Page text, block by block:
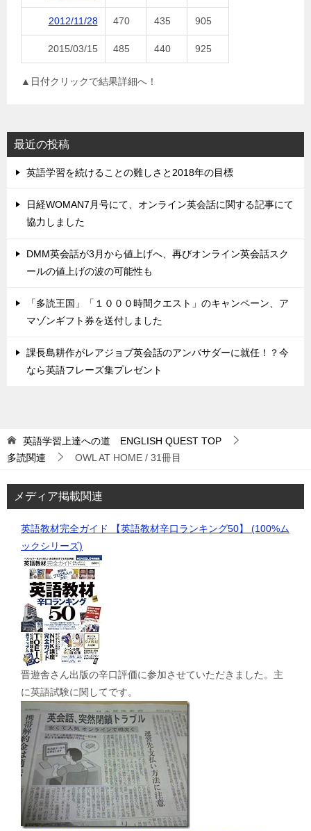
2012/11/28 470 435 905
2015/03/15 485 440 925
▲日付クリックで結果詳細へ！
最近の投稿
英語学習を続けることの難しさと2018年の目標
日経WOMAN7月号にて、オンライン英会話に関する記事にて
協力しました
DMM英会話が3月から値上げへ、再びオンライン英会話スク
ールの値上げの波の可能性も
「多読王国」「１０００時間クエスト」のキャンペーン、ア
マゾンギフト券を送付しました
課長島耕作がレアジョブ英会話のアンバサダーに就任！？今
なら英語フレーズ集プレゼント
英語学習上達への道 ENGLISH QUEST TOP
多読関連
OWL AT HOME / 31冊目
メディア掲載関連
英語教材完全ガイド 【英語教材辛口ランキング50】 (100%ム
ックシリーズ)
晋遊舎さん出版の辛口評価に参加させていただきました。主
に英語試験に関してです。